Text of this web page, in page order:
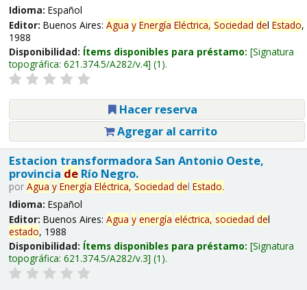
Idioma: Español
Editor: Buenos Aires: Agua y Energía Eléctrica, Sociedad del Estado,
1988
Disponibilidad: Ítems disponibles para préstamo: Signatura
topográfica: 621.374.5/A282/v.4 (1).
Hacer reserva
Agregar al carrito
Estacion transformadora San Antonio Oeste,
provincia deRío Negro.
por Agua y Energía Eléctrica, Sociedad del Estado.
Idioma: Español
Editor: Buenos Aires: Agua y energía eléctrica, sociedad del
estado, 1988
Disponibilidad: Ítems disponibles para préstamo: Signatura
topográfica: 621.374.5/A282/v.3 (1).